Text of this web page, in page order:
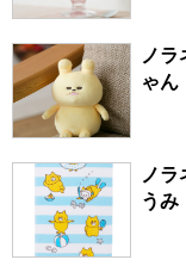
ノ
ゃん
ノ
うみ